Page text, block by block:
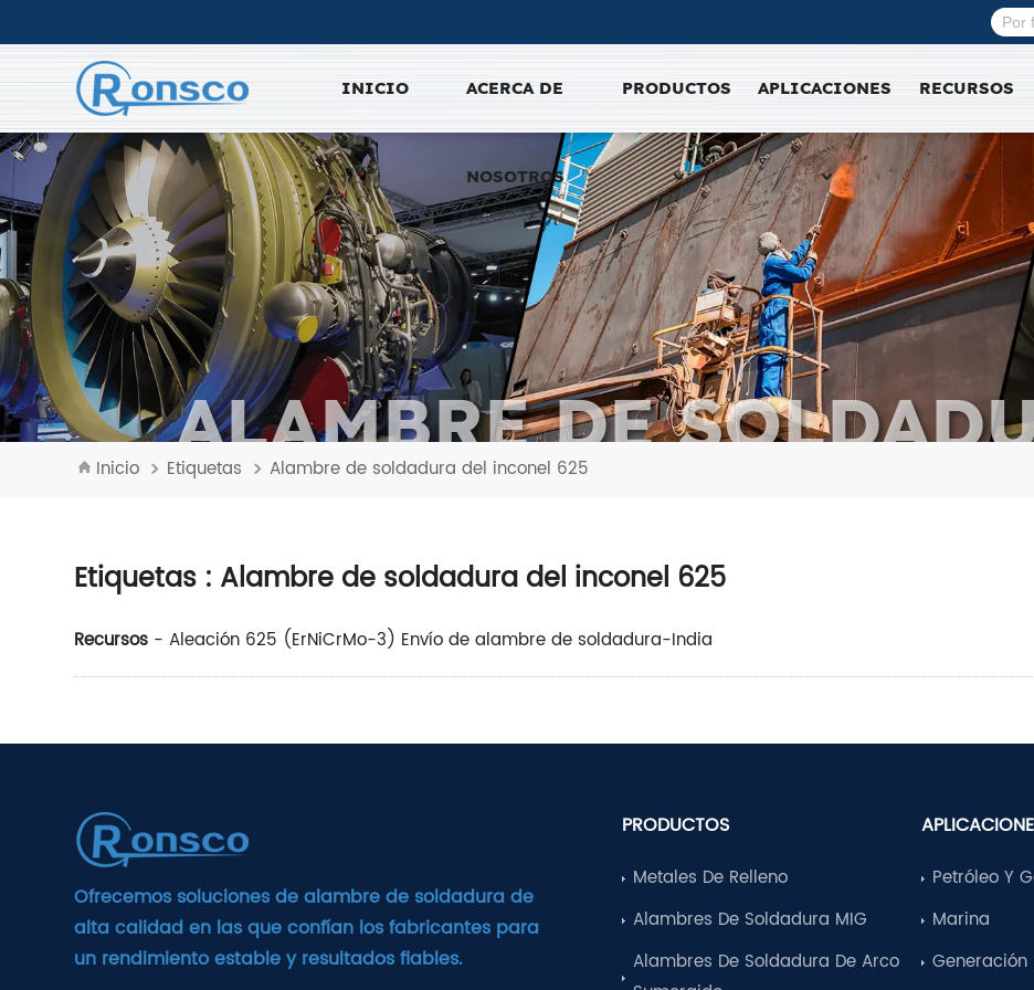
INICIO ACERCA DE
NOSOTROS
PRODUCTOS APLICACIONES RECURSOS
ALAMBRE DE
INCONEL 625
Inicio Etiquetas Alambre de soldadura del inconel 625
Etiquetas : Alambre de soldadura del inconel 625
Recursos -Aleación 625 (ErNiCrMo-3) Envío de alambre de soldadura-India
Ofrecemos soluciones de alambre de soldadura de
alta calidad en las que confían los fabricantes para
un rendimiento estable y resultados fiables.
PRODUCTOS
Metales De Relleno
Alambres De Soldadura MIG
Alambres De Soldadura De Arco
Petróleo Y
Marina
Generación